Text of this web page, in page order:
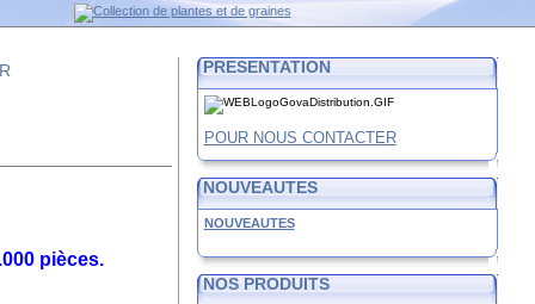
pièces.
PRESENTATION
POUR NOUS CONTACTER
NOUVEAUTES
NOUVEAUTES
NOS PRODUITS